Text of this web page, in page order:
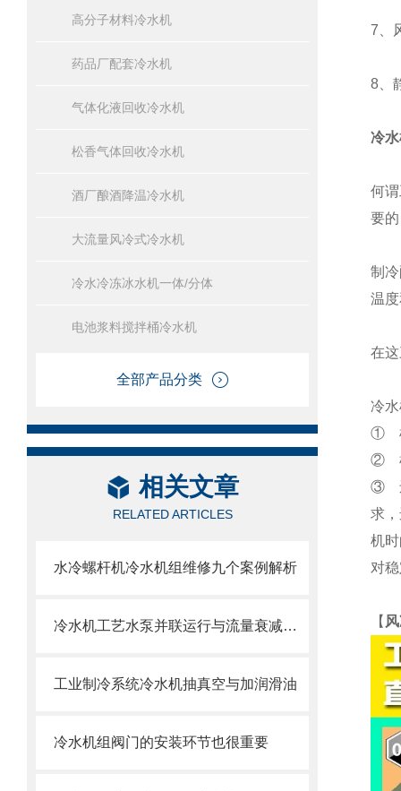
高分子材料冷水机
药品厂配套冷水机
气体化液回收冷水机
松香气体回收冷水机
酒厂酿酒降温冷水机
大流量风冷式冷水机
冷水冷冻冰水机一体/分体
电池浆料搅拌桶冷水机
全部产品分类
相关文章
RELATED ARTICLES
水冷螺杆机冷水机组维修九个案例解析
冷水机工艺水泵并联运行与流量衰减问题
工业制冷系统冷水机抽真空与加润滑油
冷水机组阀门的安装环节也很重要
7
8、
冷
何
要
制
温
在
冷
① 根
② 根
③ 还
求
机
对
【